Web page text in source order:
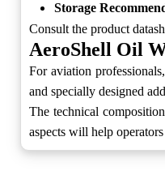
Storage
Consult the product
AeroShell Oil
For aviation
and specially designed
The technical
aspects will help